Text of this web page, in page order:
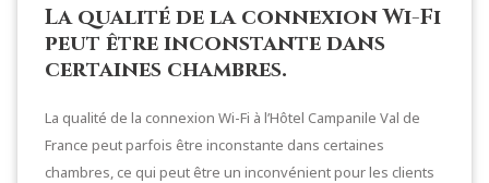
La qualité de la connexion Wi-Fi
peut être inconstante dans
certaines chambres.
La qualité de la connexion Wi-Fi à l’Hôtel Campanile Val de
France peut parfois être inconstante dans certaines
chambres, ce qui peut être un inconvénient pour les clients